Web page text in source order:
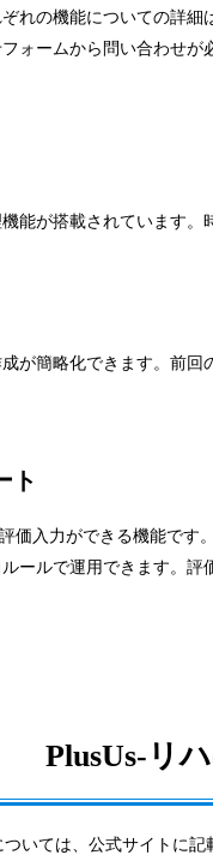
れの機能についての詳
ォームから問い合わせ
能が搭載されています。
が簡略化できます。前
ト
価入力ができる機能です
ールで運用できます。
PlusUs-リ
いては、公式サイトに記